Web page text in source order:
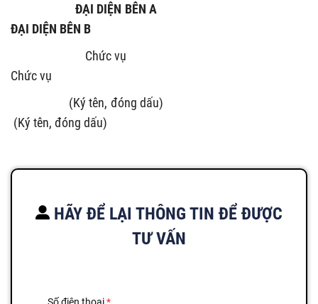
ĐẠI DIỆN BÊN A
ĐẠI DIỆN BÊN B
Chức vụ
Chức vụ
(Ký tên, đóng dấu)
(Ký tên, đóng dấu)
HÃY ĐỂ LẠI THÔNG TIN ĐỂ ĐƯỢC
TƯ VẤN